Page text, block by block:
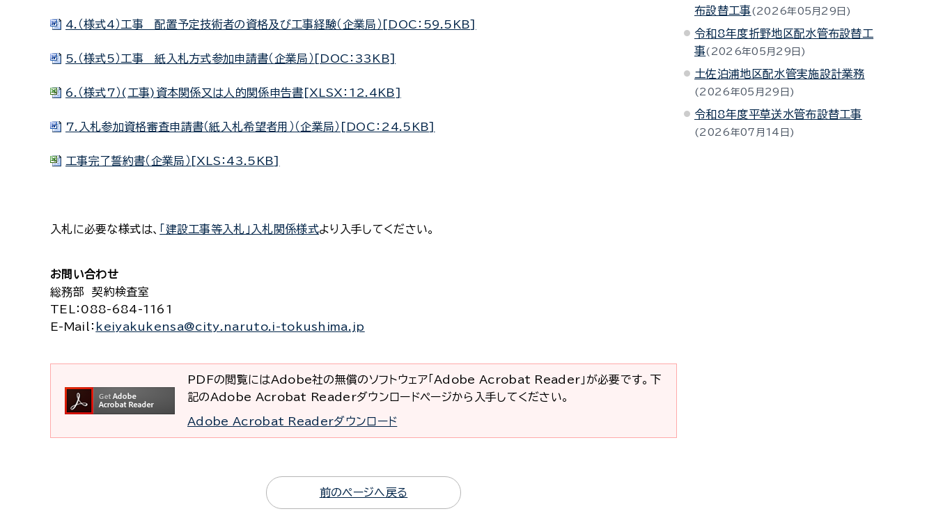
4.（様式4）工事 配置予定技術者の資格及び工事経験（企業局）[DOC：59.5KB]
5.（様式5）工事 紙入札方式参加申請書（企業局）[DOC：33KB]
6.（様式7）(工事)資本関係又は人的関係申告書[XLSX：12.4KB]
7.入札参加資格審査申請書（紙入札希望者用）（企業局）[DOC：24.5KB]
工事完了誓約書（企業局）[XLS：43.5KB]
入札に必要な様式は、 「建設工事等入札」入札関係様式より入手してください。
お問い合わせ
総務部 契約検査室
TEL
：088-684-1161
E-Mail
： keiyakukensa@city.naruto.i-tokushima.jp
PDFの閲覧にはAdobe社の無償のソフトウェア「Adobe Acrobat Reader」が必要です。下
記のAdobe Acrobat Readerダウンロードページから入手してください。
Adobe Acrobat Readerダウンロード
前のページへ戻る
布設替工事
2026年05月29日
令和8年度折野地区配水管布設替工
事
2026年05月29日
土佐泊浦地区配水管実施設計業務
2026年05月29日
令和8年度平草送水管布設替工事
2026年07月14日